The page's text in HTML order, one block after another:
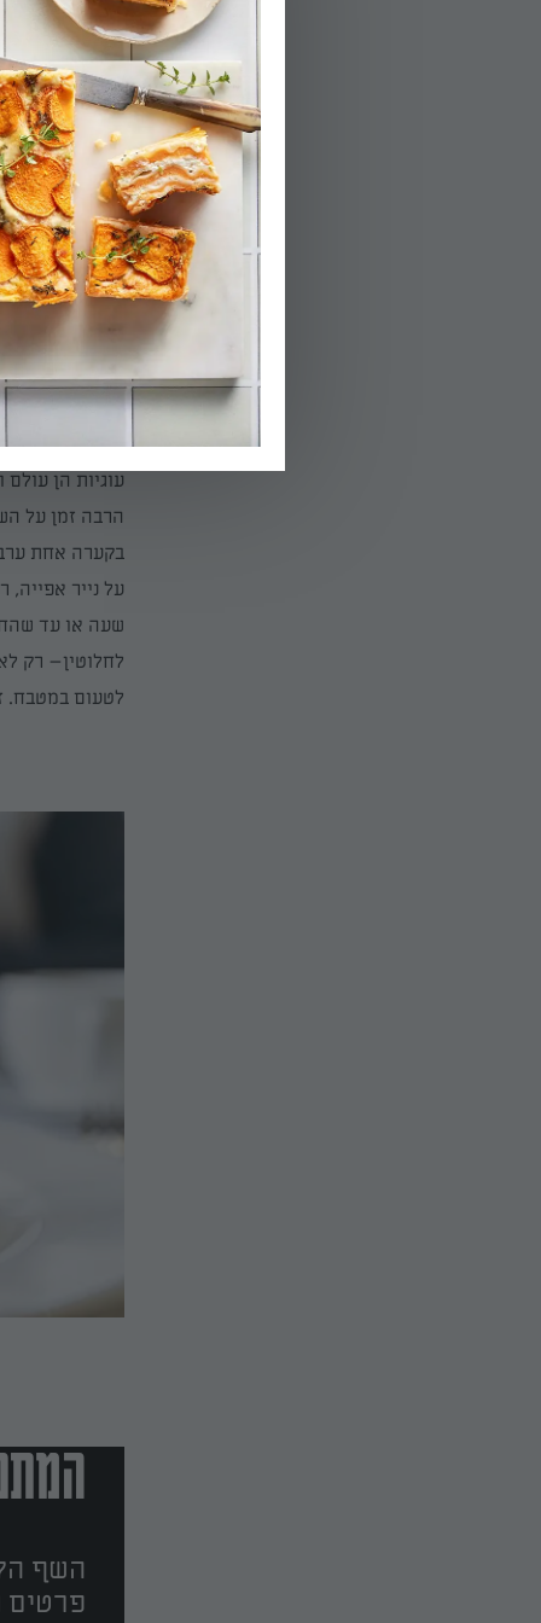
המיסו
לאחר הקירור,
ואטומה במקרר.
אדמה, והוא
הילדים, מלאו
להשתמש במה
בצנצנת
פינוקים הם לא
שזמין בהושטת
לאירוח
העבודה על המחשב.
עוגיות הן
הרבה זמן על
בקערה אחת
שעה או עד
לחלוטין– רק
לטעום במטבח.
השף
פרטים